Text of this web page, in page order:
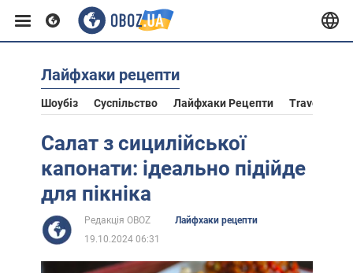
Європа
США
Африка
Лайфхаки рецепти
Шоубіз Суспільство Лайфхаки Рецепти Travel
Салат з сицилійської
капонати: ідеально підійде
для пікніка
Редакція OBOZ
Лайфхаки рецепти
19.10.2024 06:31